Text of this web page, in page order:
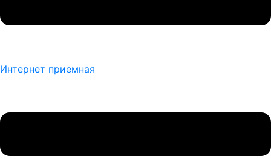
Интернет приемная